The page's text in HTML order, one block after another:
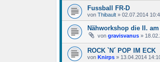
Fussball FR-D
von Thibault » 02.07.2014
Nähworkshop die II. am
von gravisvanus »
ROCK `N´ POP IM ECK
von Knirps » 13.04.2014